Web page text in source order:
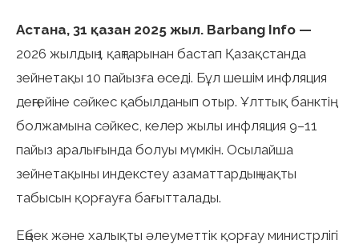
Астана, 31 қазан 2025 жыл. Barbang Info —
2026 жылдың 1 қаңтарынан бастап Қазақстанда
зейнетақы 10 пайызға өседі. Бұл шешім инфляция
деңгейіне сәйкес қабылданып отыр. Ұлттық банктің
болжамына сәйкес, келер жылы инфляция 9–11
пайыз аралығында болуы мүмкін. Осылайша
зейнетақыны индекстеу азаматтардың нақты
табысын қорғауға бағытталады.
Еңбек және халықты әлеуметтік қорғау министрлігі